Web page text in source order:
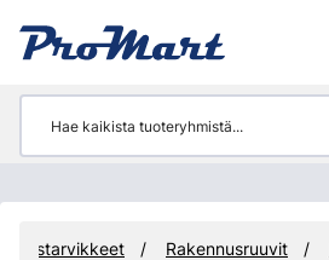
Rakennusruuvit